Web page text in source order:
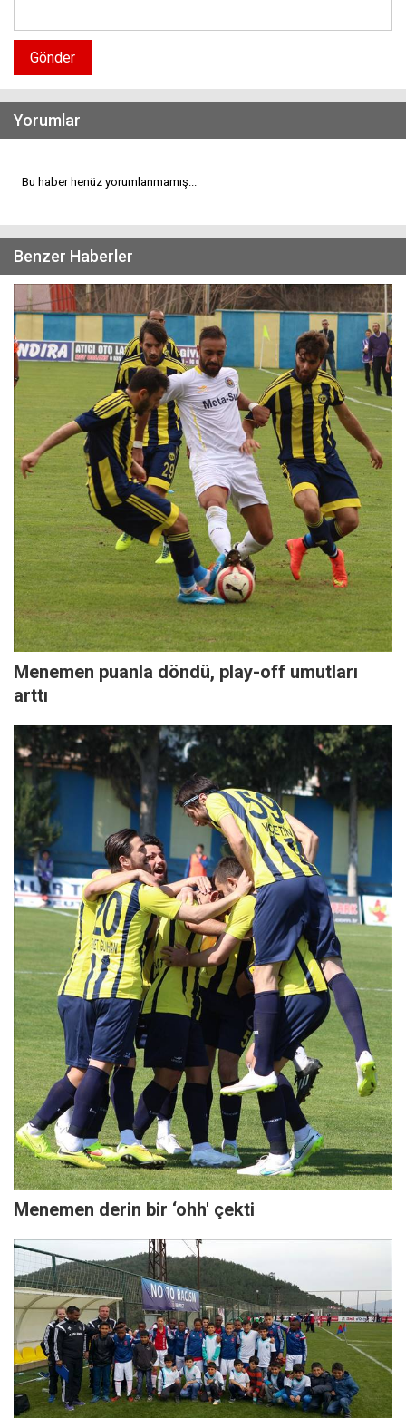
Gönder
Yorumlar
Bu haber henüz yorumlanmamış...
Benzer Haberler
Menemen puanla döndü, play-off umutları
arttı
Menemen derin bir ‘ohh' çekti